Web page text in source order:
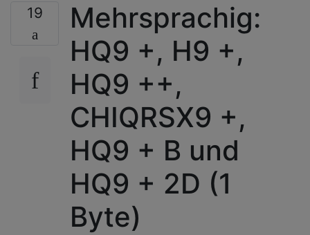
19
Mehrsprachig:
HQ9 +, H9 +,
HQ9 ++,
CHIQRSX9 +,
HQ9 + B und
HQ9 + 2D (1
Byte)